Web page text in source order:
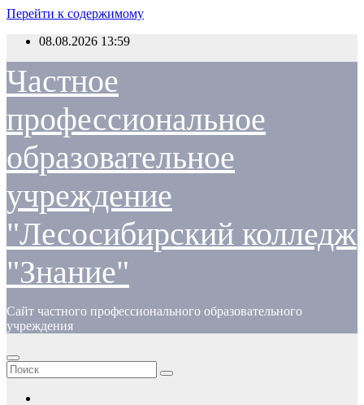
Перейти к содержимому
08.08.2026 13:59
Частное
профессиональное
образовательное
учреждение
"Лесосибирский колледж
"Знание"
Сайт частного профессионального образовательного
учреждения